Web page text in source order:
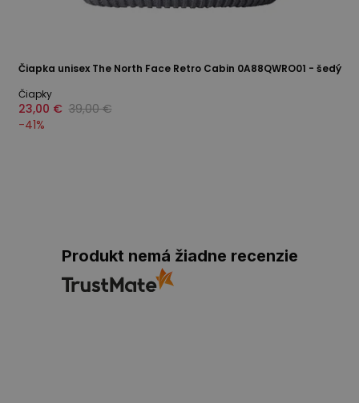
Čiapka unisex The North Face Retro Cabin 0A88QWRO01 - šedý
Čiapky
23,00 € 39,00 €
-41%
Produkt nemá žiadne recenzie